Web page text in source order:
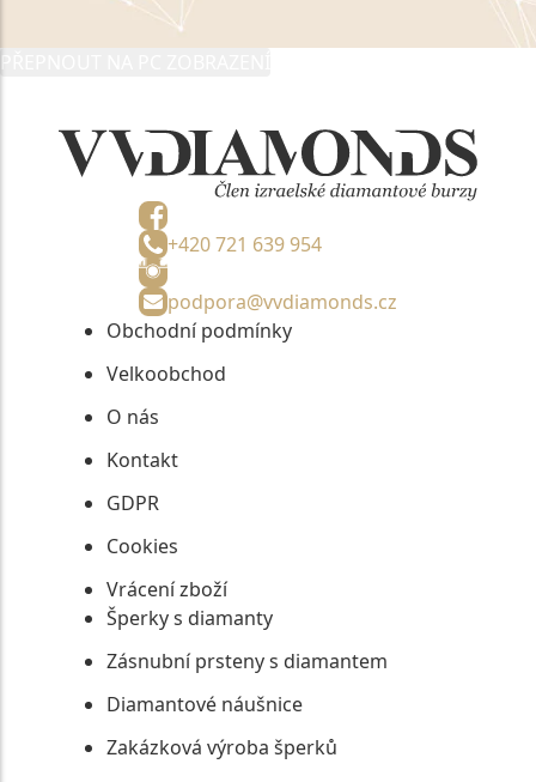
+420 721 639 954
podpora@vvdiamonds.cz
Obchodní podmínky
Velkoobchod
O nás
Kontakt
GDPR
Cookies
Vrácení zboží
Šperky s diamanty
Zásnubní prsteny s diamantem
Diamantové náušnice
Zakázková výroba šperků